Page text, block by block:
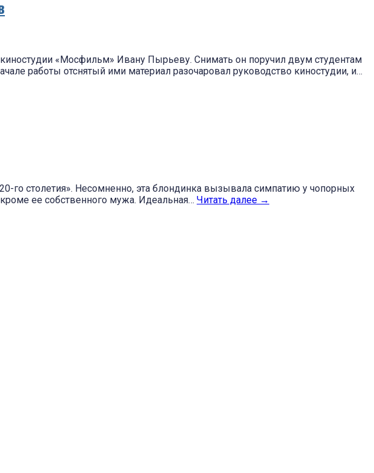
«Мосфильм» Ивану Пырьеву. Снимать он поручил двум студентам
работы отснятый ими материал разочаровал руководство киностудии, и…
го столетия». Несомненно, эта блондинка вызывала симпатию у чопорных
ее собственного мужа. Идеальная… Читать далее →